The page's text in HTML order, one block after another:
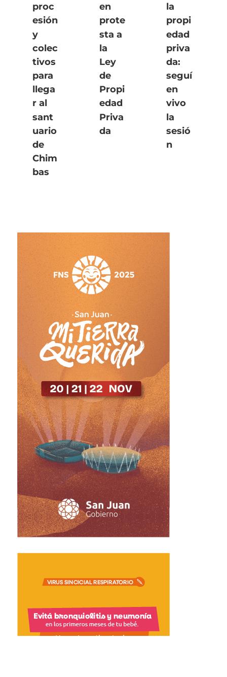
proc
esión
y
colec
tivos
para
llega
r al
sant
uario
de
Chim
bas
en
prote
sta a
la
Ley
de
Propi
edad
Priva
da
la
propi
edad
priva
da:
seguí
en
vivo
la
sesió
n